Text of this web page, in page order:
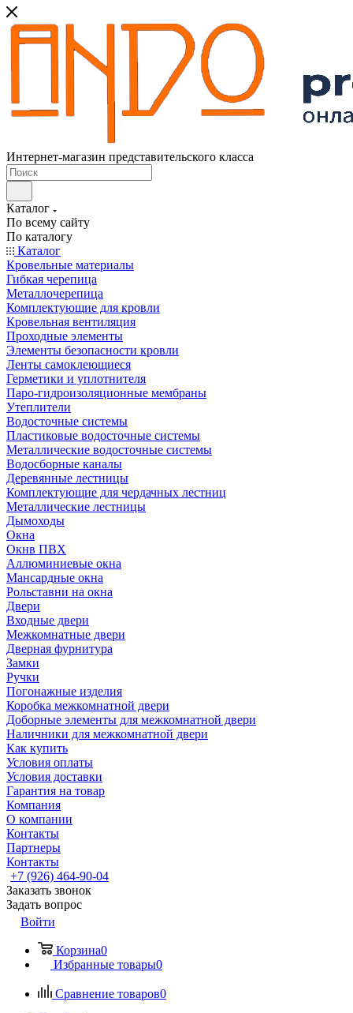
Интернет-магазин представительского класса
Каталог
По всему сайту
По каталогу
Каталог
Кровельные материалы
Гибкая черепица
Металлочерепица
Комплектующие для кровли
Кровельная вентиляция
Проходные элементы
Элементы безопасности кровли
Ленты самоклеющиеся
Герметики и уплотнителя
Паро-гидроизоляционные мембраны
Утеплители
Водосточные системы
Пластиковые водосточные системы
Металлические водосточные системы
Водосборные каналы
Деревянные лестницы
Комплектующие для чердачных лестниц
Металлические лестницы
Дымоходы
Окна
Окнв ПВХ
Аллюминиевые окна
Мансардные окна
Рольставни на окна
Двери
Входные двери
Межкомнатные двери
Дверная фурнитура
Замки
Ручки
Погонажные изделия
Коробка межкомнатной двери
Доборные элементы для межкомнатной двери
Наличники для межкомнатной двери
Как купить
Условия оплаты
Условия доставки
Гарантия на товар
Компания
О компании
Контакты
Партнеры
Контакты
+7 (926) 464-90-04
Заказать звонок
Задать вопрос
Войти
Корзина0
Избранные товары0
Сравнение товаров0